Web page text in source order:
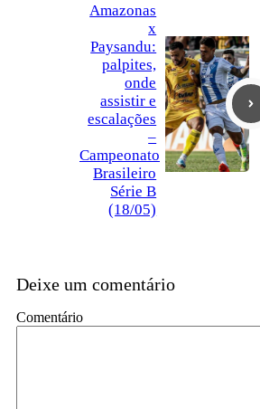
Amazonas
x
Paysandu:
palpites,
onde
assistir e
escalações
–
Campeonato
Brasileiro
Série B
(18/05)
Deixe um comentário
Comentário